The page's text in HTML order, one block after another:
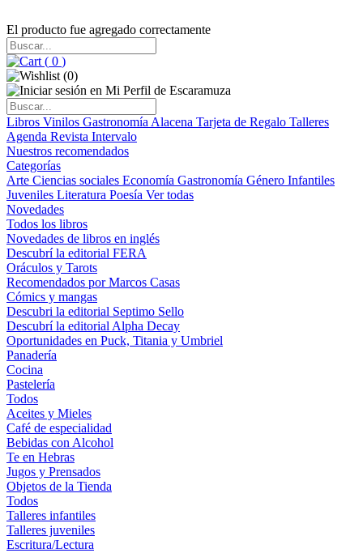
El producto fue agregado correctamente
( 0 )
(0)
Libros Vinilos Gastronomía Alacena Tarjeta de Regalo Talleres
Agenda Revista Intervalo
Nuestros recomendados
Categorías
Arte Ciencias sociales Economía Gastronomía Género Infantiles
Juveniles Literatura Poesía Ver todas
Novedades
Todos los libros
Novedades de libros en inglés
Descubrí la editorial FERA
Oráculos y Tarots
Recomendados por Marcos Casas
Cómics y mangas
Descubri la editorial Septimo Sello
Descubrí la editorial Alpha Decay
Oportunidades en Puck, Titania y Umbriel
Panadería
Cocina
Pastelería
Todos
Aceites y Mieles
Café de especialidad
Bebidas con Alcohol
Te en Hebras
Jugos y Prensados
Objetos de la Tienda
Todos
Talleres infantiles
Talleres juveniles
Escritura/Lectura